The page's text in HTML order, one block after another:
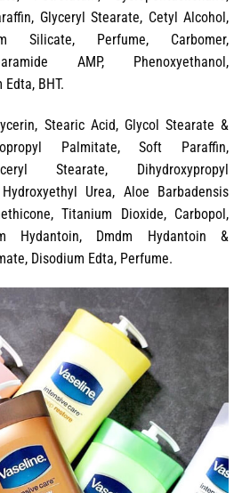
Glyceryl Stearate, Cetyl Alcohol,
Silicate, Perfume, Carbomer,
AMP, Phenoxyethanol,
BHT.
Stearic Acid, Glycol Stearate &
Palmitate, Soft Paraffin,
Stearate, Dihydroxypropyl
Urea, Aloe Barbadensis
Titanium Dioxide, Carbopol,
Hydantoin, Dmdm Hydantoin &
Disodium Edta, Perfume.